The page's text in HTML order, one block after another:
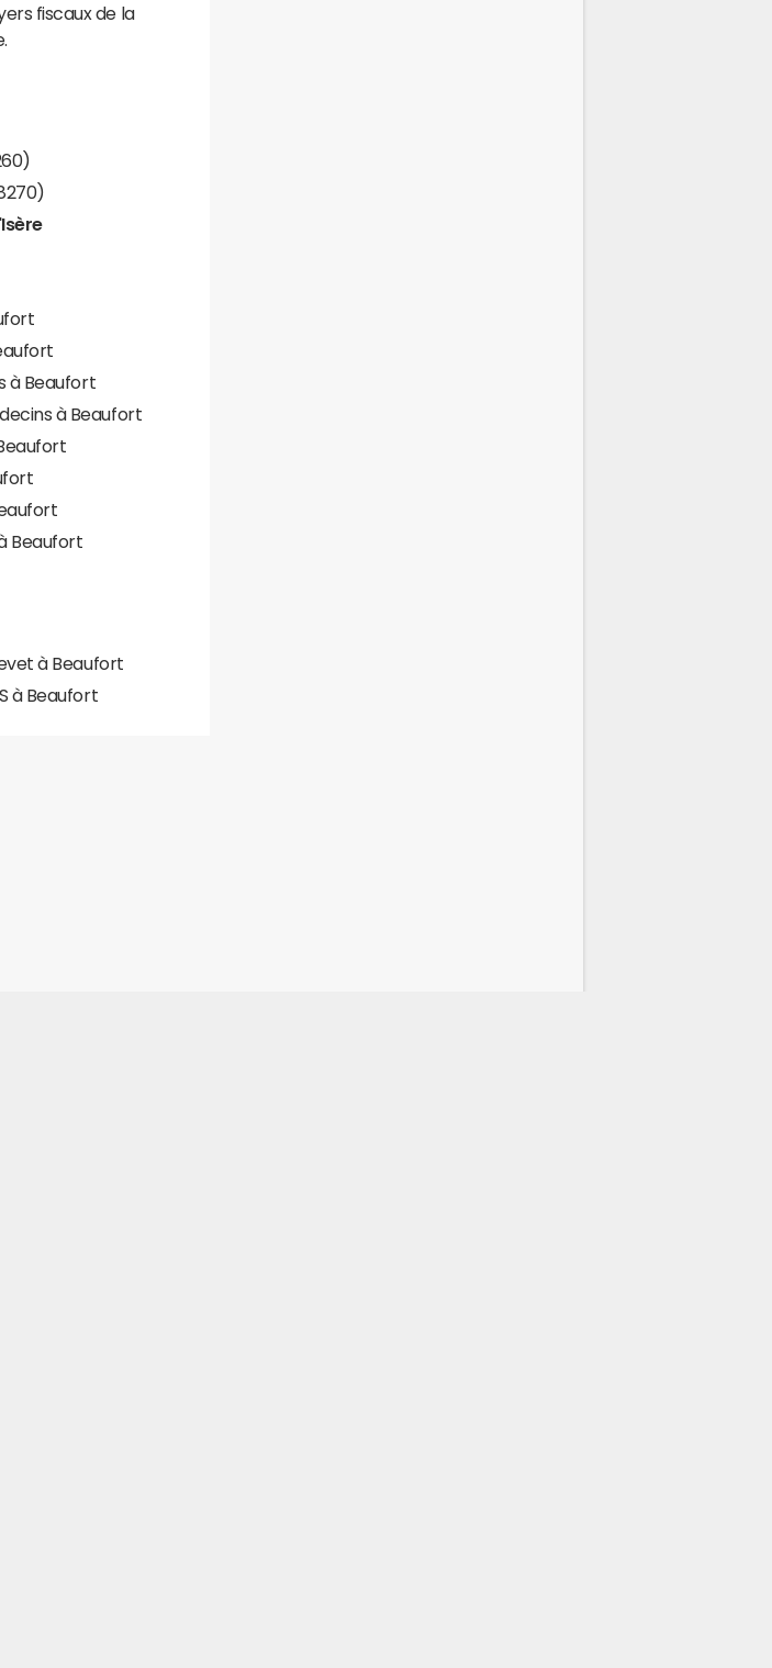
fiscaux de la
à Beaufort
à Beaufort
Beaufort
à Beaufort
à Beaufort